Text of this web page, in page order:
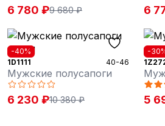
6 780 ₽9 680 ₽ 6
-40%
1D1111
40-46
Мужские полусапоги
6 230 ₽10 380 ₽
-
5